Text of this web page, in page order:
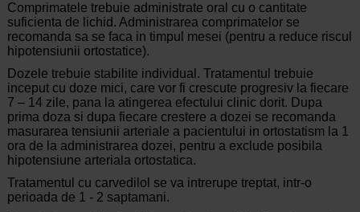
Comprimatele trebuie administrate oral cu o cantitate
suficienta de lichid. Administrarea comprimatelor se
recomanda sa se faca in timpul mesei (pentru a reduce riscul
hipotensiunii ortostatice).
Dozele trebuie stabilite individual. Tratamentul trebuie
inceput cu doze mici, care vor fi crescute progresiv la fiecare
7 – 14 zile, pana la atingerea efectului clinic dorit. Dupa
prima doza si dupa fiecare crestere a dozei se recomanda
masurarea tensiunii arteriale a pacientului in ortostatism la 1
ora de la administrarea dozei, pentru a exclude posibila
hipotensiune arteriala ortostatica.
Tratamentul cu carvedilol se va intrerupe treptat, intr-o
perioada de 1 - 2 saptamani.